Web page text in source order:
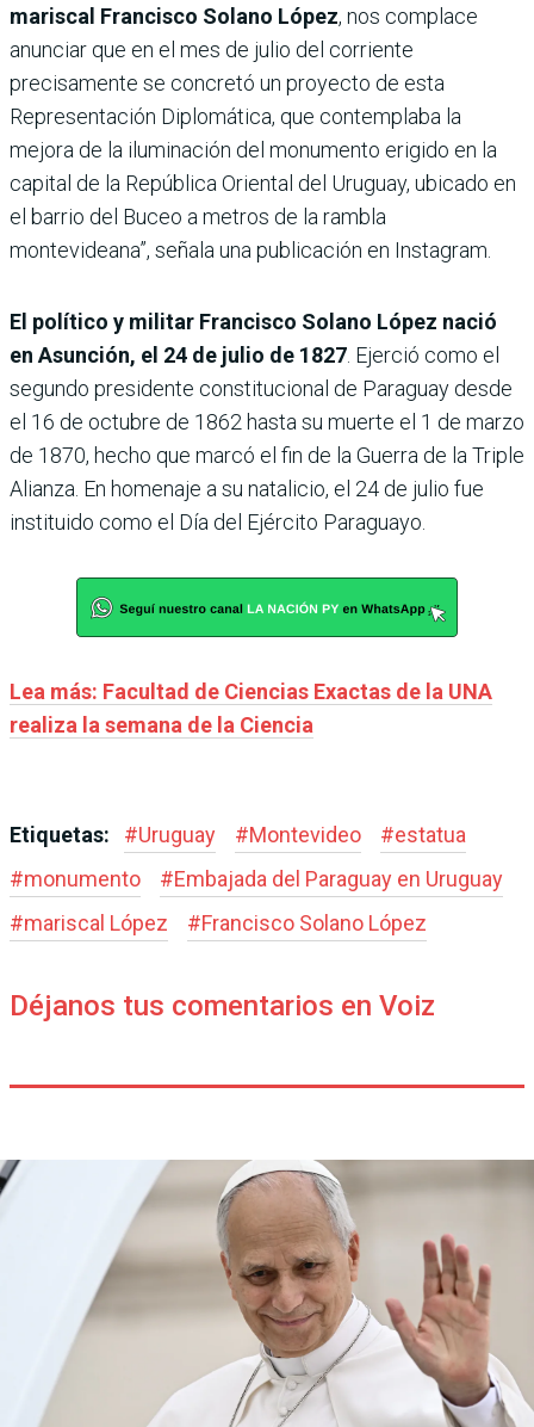
mariscal Francisco Solano López, nos complace
anunciar que en el mes de julio del corriente
precisamente se concretó un proyecto de esta
Representación Diplomática, que contemplaba la
mejora de la iluminación del monumento erigido en la
capital de la República Oriental del Uruguay, ubicado en
el barrio del Buceo a metros de la rambla
montevideana”, señala una publicación en Instagram.
El político y militar Francisco Solano López nació
en Asunción, el 24 de julio de 1827 . Ejerció como el
segundo presidente constitucional de Paraguay desde
el 16 de octubre de 1862 hasta su muerte el 1 de marzo
de 1870, hecho que marcó el fin de la Guerra de la Triple
Alianza. En homenaje a su natalicio, el 24 de julio fue
instituido como el Día del Ejército Paraguayo.
Lea más: Facultad de Ciencias Exactas de la UNA
realiza la semana de la Ciencia
Etiquetas: #Uruguay #Montevideo #estatua
#monumento #Embajada del Paraguay en Uruguay
#mariscal López #Francisco Solano López
Déjanos tus comentarios en Voiz